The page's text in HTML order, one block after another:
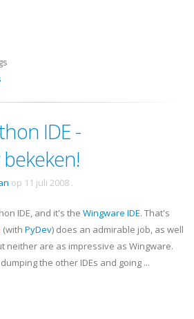
IDE -
op 11 juli 2008 .
IDE, and it's the Wingware IDE. That's
(with PyDev) does an admirable job, as well
neither are as impressive as Wingware.
the other IDEs and going ...